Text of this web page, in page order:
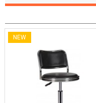
NEW